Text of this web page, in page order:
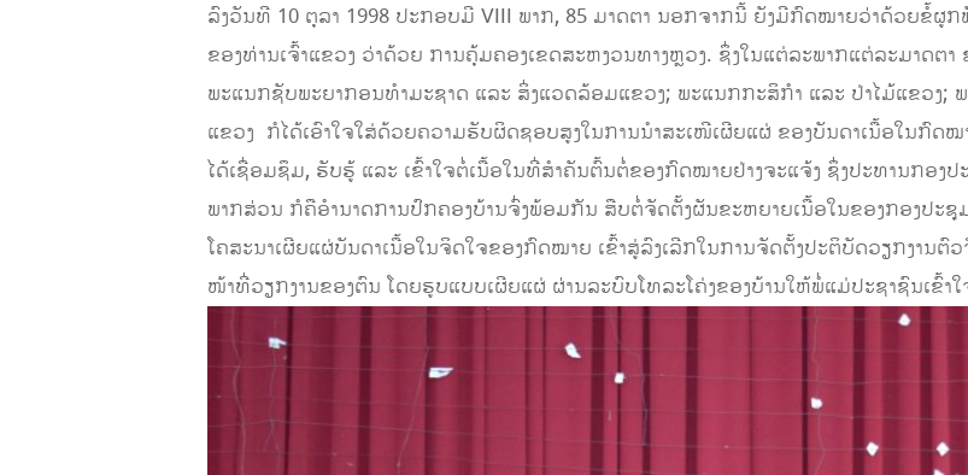
ລົງວັນທີ 10 ຕຸລາ 1998 ປະກອບມີ VIII ພາກ, 85 ມາດຕາ ນອກຈາກນີ້ ຍັງມີກົດໝາຍວ່າດ້ວຍຂໍ້
ຂອງທ່ານເຈົ້າແຂວງ ວ່າດ້ວຍ ການຄຸ້ມຄອງເຂດສະຫງວນທາງຫຼວງ. ຊຶ່ງໃນແຕ່ລະພາກແຕ່ລະມາດ
ພະແນກຊັບພະຍາກອນທຳມະຊາດ ແລະ ສິ່ງແວດລ້ອມແຂວງ; ພະແນກກະສິກຳ ແລະ ປ່າໄມ້ແຂວງ;
ແຂວງ ກໍໄດ້ເອົາໃຈໃສ່ດ້ວຍຄວາມຮັບຜິດຊອບສູງໃນການນຳສະເໜີເຜີຍແຜ່ ຂອງບັນດາເນື້ອໃນກົດ
ໄດ້ເຊື່ອມຊຶມ, ຮັບຮູ້ ແລະ ເຂົ້າໃຈຕໍ່ເນື້ອໃນທີ່ສໍາຄັນຕົ້ນຕໍ່ຂອງກົດໝາຍຢ່າງຈະແຈ້ງ ຊຶ່ງປະທານກອງ
ພາກສ່ວນ ກໍຄືອຳນາດການປົກຄອງບ້ານຈົ່ງພ້ອມກັນ ສືບຕໍ່ຈັດຕັ້ງຜັນຂະຫຍາຍເນື້ອໃນຂອງກອງປະຊຸ
ໂຄສະນາເຜີຍແຜ່ບັນດາເນື້ອໃນຈິດໃຈຂອງກົດໝາຍ ເຂົ້າສູ່ລົງເລີກໃນການຈັດຕັ້ງປະຕິບັດວຽກງານ
ໜ້າທີ່ວຽກງານຂອງຕົນ ໂດຍຮູບແບບເຜີຍແຜ່ ຜ່ານລະບົບໂທລະໂຄ່ງຂອງບ້ານໃຫ້ພໍ່ແມ່ປະຊາຊົນເຂົ້າ